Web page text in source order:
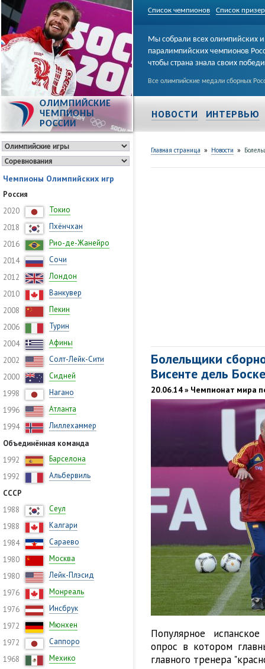
Список чемпионов Список
ОЛИМПИЙСКИЕ
ЧЕМПИОНЫ
РОССИИ
Мы собрали всех олимпийских и
паралимпийских чемпионов
чтобы страна знала своих
Все олимпийские медали сборных
НОВОСТИ ИНТЕРВЬЮ
Чемпионы Олимпийских игр
Россия
2020
Токио
2018
Пхёнчхан
2016
Рио-де-Жанейро
2014
Сочи
2012
Лондон
2010
Ванкувер
2008
Пекин
2006
Турин
2004
Афины
2002
Солт-Лейк-Сити
2000
Сидней
1998
Нагано
1996
Атланта
1994
Лиллехаммер
Объединённая команда
1992
Барселона
1992
Альбервиль
СССР
1988
Сеул
1988
Калгари
1984
Сараево
1980
Москва
1980
Лейк-Плэсид
1976
Монреаль
1976
Инсбрук
1972
Мюнхен
1972
Саппоро
1968
Мехико
Главная страница » Новости »
Болельщики
Висенте дель Боске
20.06.14 » Чемпионат мира
Популярное
опрос в котором
главного тренера